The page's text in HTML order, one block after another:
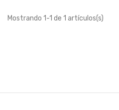
Mostrando 1-1 de 1 artículos(s)